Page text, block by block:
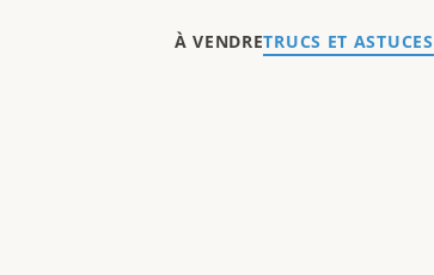
À VENDRETRUCS ET ASTUCES